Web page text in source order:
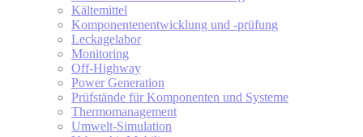
Kältemittel
Komponentenentwicklung und -prüfung
Leckagelabor
Monitoring
Off-Highway
Power Generation
Prüfstände für Komponenten und Systeme
Thermomanagement
Umwelt-Simulation